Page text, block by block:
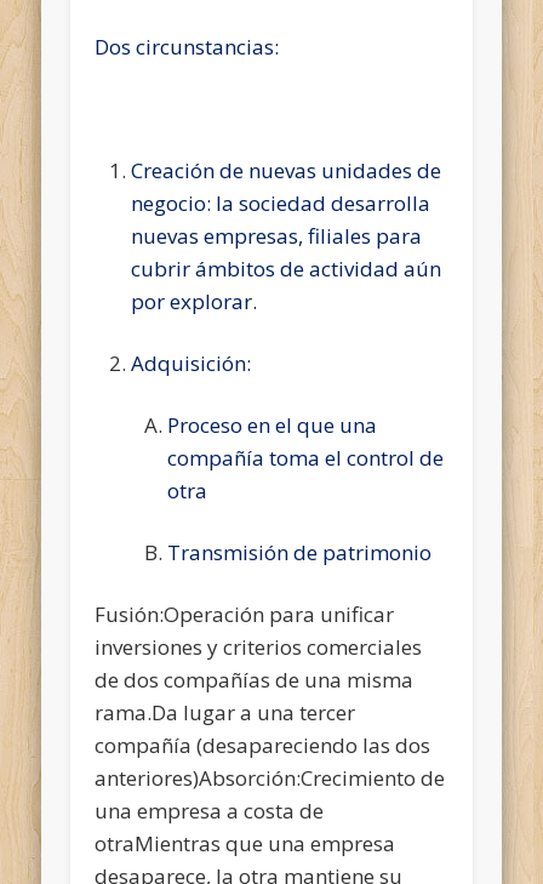
Dos circunstancias:
Creación de nuevas unidades de
negocio: la sociedad desarrolla
nuevas empresas, filiales para
cubrir ámbitos de actividad aún
por explorar.
Adquisición:
Proceso en el que una
compañía toma el control de
otra
Transmisión de patrimonio
Fusión:Operación para unificar
inversiones y criterios comerciales
de dos compañías de una misma
rama.Da lugar a una tercer
compañía (desapareciendo las dos
anteriores)Absorción:Crecimiento de
una empresa a costa de
otraMientras que una empresa
desaparece, la otra mantiene su